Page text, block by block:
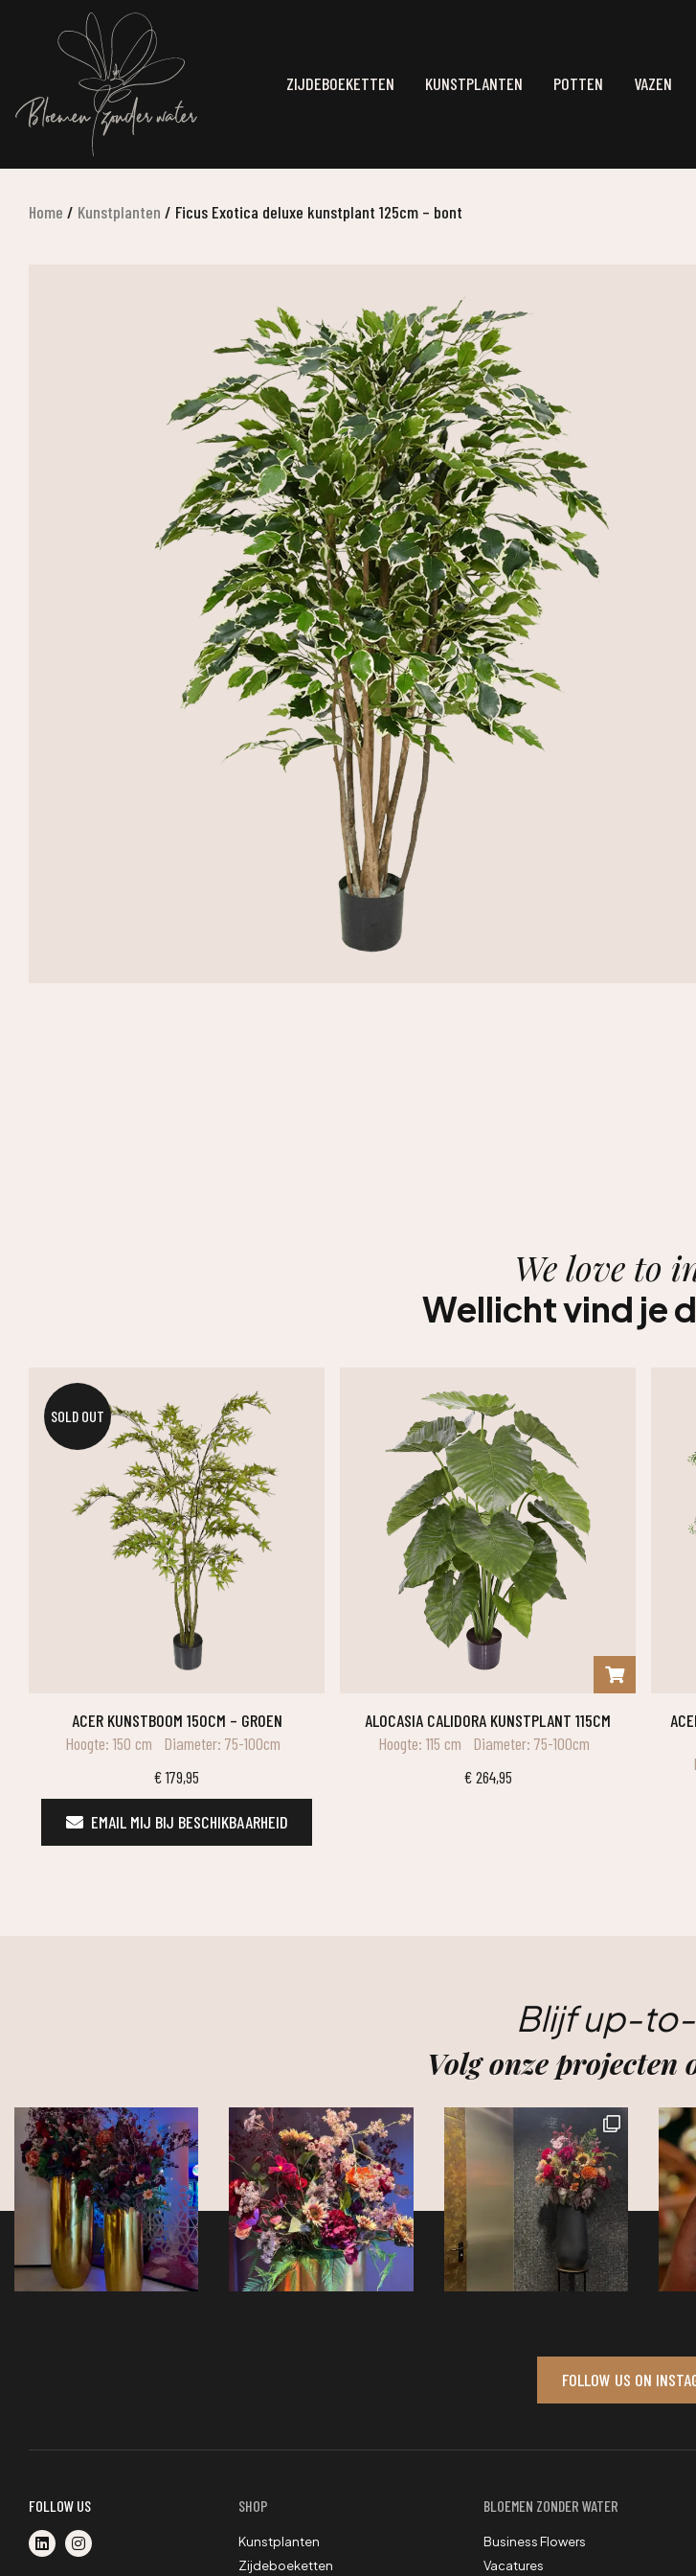
ZIJDEBOEKETTEN KUNSTPLANTEN POTTEN VAZEN
Home / Kunstplanten / Ficus Exotica deluxe kunstplant 125cm – bont
We love to
Wellicht vind je
SOLD OUT
ACER KUNSTBOOM 150CM – GROEN
Hoogte: 150 cm
Diameter: 75-100cm
€179,95
EMAIL MIJ BIJ BESCHIKBAARHEID
ALOCASIA CALIDORA KUNSTPLANT 115CM
Hoogte: 115 cm
Diameter: 75-100cm
€ 264,95
ACER MAPLE DELUXE KUNSTBOOM 165CM –
Blijf up-
Volg onze projecten
FOLLOW US ON
FOLLOW US SHOP
Kunstplanten
Zijdeboeketten
BLOEMEN ZONDER WATER
Business Flowers
Vacatures